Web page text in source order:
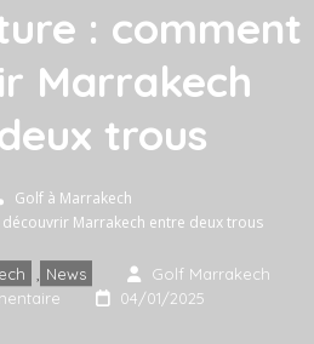
: comment
Marrakech
trous
Golf à Marrakech
Marrakech entre deux trous
, News
Golf Marrakech
04/01/2025